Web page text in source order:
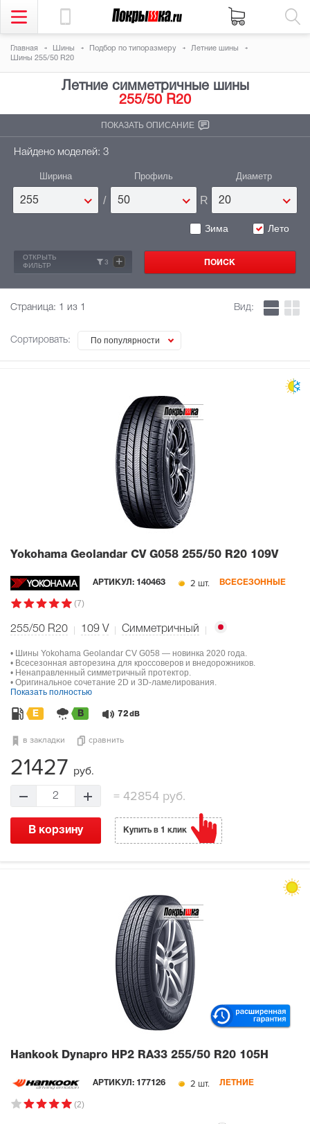
Главная Шины Подбор по типоразмеру
Летние шины
Шины 255/50 R20
Летние симметричные шины
255/50 R20
ПОКАЗАТЬ ОПИСАНИЕ
Найдено моделей: 3
Ширина
255 /
Профиль
50 R
Диаметр
20
Зима Лето
ОТКРЫТЬ
ФИЛЬТР
3 +
Страница: 1 из 1
Сортировать: По популярности
Вид:
Yokohama Geolandar CV G058 255/50 R20 109V
АРТИКУЛ: 140463 2 шт. ВСЕСЕЗОННЫЕ
(7)
255/50 R20 109 V Симметричный
• Шины Yokohama Geolandar CV G058 — новинка 2020 года.
• Всесезонная авторезина для кроссоверов и внедорожников.
• Ненаправленный симметричный протектор.
• Оригинальное сочетание 2D и 3D-ламелирования.
Показать полностью
E B 72 dB
в закладки сравнить
21427 руб.
2 =42854 руб.
В корзину Купить в 1 клик
Hankook Dynapro HP2 RA33 255/50 R20 105H
АРТИКУЛ: 177126 2 шт. ЛЕТНИЕ
(2)